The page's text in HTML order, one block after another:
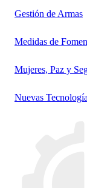
Gestión de Armas
Medidas de
Mujeres, Paz y
Nuevas